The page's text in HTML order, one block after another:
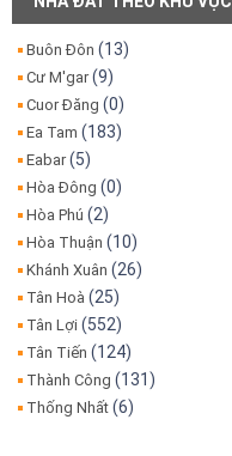
Buôn Đôn (13)
Cư M'gar(9)
Cuor Đăng (0)
Ea Tam (183)
Eabar(5)
Hòa Đông (0)
Hòa Phú (2)
Hòa Thuận (10)
Khánh Xuân (26)
Tân Hoà (25)
Tân Lợi (552)
Tân Tiến (124)
Thành Công (131)
Thống Nhất (6)